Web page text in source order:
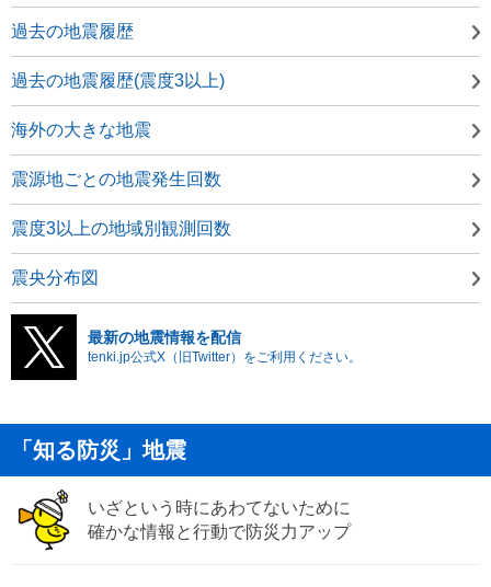
過去の地震履歴
過去の地震履歴(震度3以上)
海外の大きな地震
震源地ごとの地震発生回数
震度3以上の地域別観測回数
震央分布図
最新の地震情報を配信
tenki.jp公式X（旧Twitter）をご利用ください。
「知る防災」地震
いざという時にあわてないために
確かな情報と行動で防災力アップ